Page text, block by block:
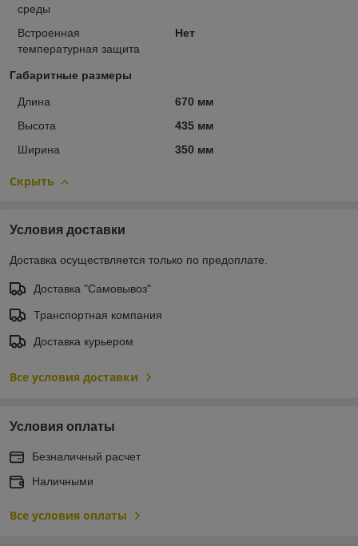
среды
Встроенная
температурная защита
Нет
Габаритные размеры
Длина
670 мм
Высота
435 мм
Ширина
350 мм
Скрыть
Условия доставки
Доставка осуществляется только по предоплате.
Доставка "Самовывоз"
Транспортная компания
Доставка курьером
Все условия доставки
Условия оплаты
Безналичный расчет
Наличными
Все условия оплаты